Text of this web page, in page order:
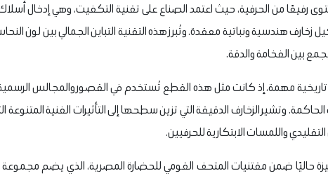
من الحرفية، حيث اعتمد الصناع على تقنية التكفيت، وهي إدخال
زخارف هندسية ونباتية معقدة. وتُبرز هذه التقنية التباين الجمالي بين لون
بين الفخامة والدقة.
مهمة، إذ كانت مثل هذه القطع تُستخدم في القصور والمجالس
الحاكمة. وتشير الزخارف الدقيقة التي تزين سطحها إلى التأثيرات الفنية
واللمسات الابتكارية للحرفيين.
حاليًا ضمن مقتنيات المتحف القومي للحضارة المصرية، الذي يضم مجموعة